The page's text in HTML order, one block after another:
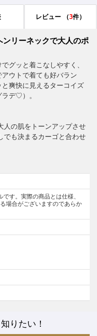
レビュー （3件）
リーネックで大人のポ
グッと着こなしやすく、
ウトで着ても好バラン
爽快に見えるターコイズ
デ♡）。
人の肌をトーンアップさせ
でも決まるカーゴと合わせ
す。実際の商品とは仕様、
場合がございますのであらか
りたい！